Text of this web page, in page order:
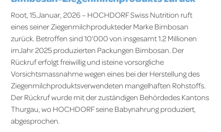
Root, 15.Januar, 2026 – HOCHDORF Swiss Nutrition ruft
eines seiner Ziegenmilchprodukteder Marke Bimbosan
zurück. Betroffen sind 10’000 von insgesamt 1.2 Millionen
imJahr 2025 produzierten Packungen Bimbosan. Der
Rückruf erfolgt freiwillig und isteine vorsorgliche
Vorsichtsmassnahme wegen eines bei der Herstellung des
Ziegenmilchproduktsverwendeten mangelhaften Rohstoffs.
Der Rückruf wurde mit der zuständigen Behördedes Kantons
Thurgau, wo HOCHDORF seine Babynahrung produziert,
abgesprochen.